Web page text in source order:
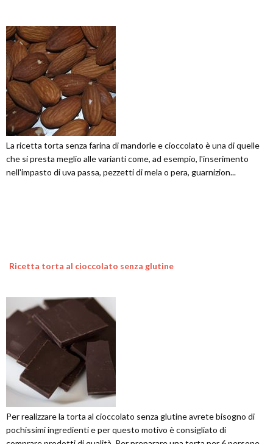
La ricetta torta senza farina di mandorle e cioccolato è una di quelle
che si presta meglio alle varianti come, ad esempio, l'inserimento
nell'impasto di uva passa, pezzetti di mela o pera, guarnizion...
Ricetta torta al cioccolato senza glutine
Per realizzare la torta al cioccolato senza glutine avrete bisogno di
pochissimi ingredienti e per questo motivo è consigliato di